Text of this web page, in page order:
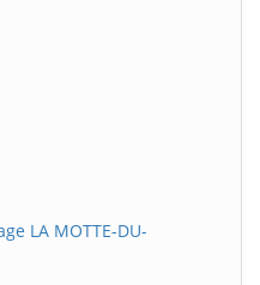
LA MOTTE-DU-